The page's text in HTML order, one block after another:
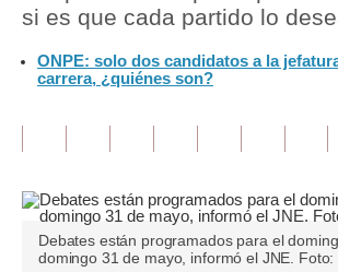
Inmobiliarias
Editorial
Pregunta de hoy
si es que cada partido lo
ONPE: solo dos candidatos a la
carrera, ¿quiénes son?
Debates están programados para el
domingo 31 de mayo, informó el JNE. Foto: